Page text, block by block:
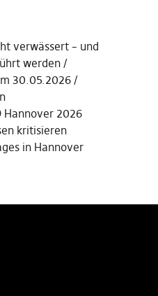
verwässert – und
werden
30.05.2026
Hannover 2026
kritisieren
in Hannover